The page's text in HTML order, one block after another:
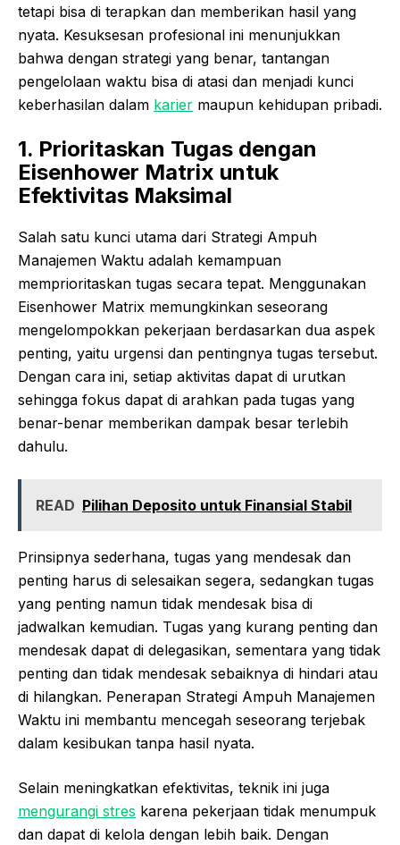
tetapi bisa di terapkan dan memberikan hasil yang
nyata. Kesuksesan profesional ini menunjukkan
bahwa dengan strategi yang benar, tantangan
pengelolaan waktu bisa di atasi dan menjadi kunci
keberhasilan dalam karier maupun kehidupan pribadi.
1. Prioritaskan Tugas dengan
Eisenhower Matrix untuk
Efektivitas Maksimal
Salah satu kunci utama dari Strategi Ampuh
Manajemen Waktu adalah kemampuan
memprioritaskan tugas secara tepat. Menggunakan
Eisenhower Matrix memungkinkan seseorang
mengelompokkan pekerjaan berdasarkan dua aspek
penting, yaitu urgensi dan pentingnya tugas tersebut.
Dengan cara ini, setiap aktivitas dapat di urutkan
sehingga fokus dapat di arahkan pada tugas yang
benar-benar memberikan dampak besar terlebih
dahulu.
READ Pilihan Deposito untuk Finansial Stabil
Prinsipnya sederhana, tugas yang mendesak dan
penting harus di selesaikan segera, sedangkan tugas
yang penting namun tidak mendesak bisa di
jadwalkan kemudian. Tugas yang kurang penting dan
mendesak dapat di delegasikan, sementara yang tidak
penting dan tidak mendesak sebaiknya di hindari atau
di hilangkan. Penerapan Strategi Ampuh Manajemen
Waktu ini membantu mencegah seseorang terjebak
dalam kesibukan tanpa hasil nyata.
Selain meningkatkan efektivitas, teknik ini juga
mengurangi stres karena pekerjaan tidak menumpuk
dan dapat di kelola dengan lebih baik. Dengan